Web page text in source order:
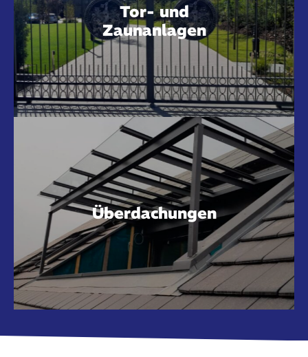
Tor- und
Zaunanlagen
Überdachungen